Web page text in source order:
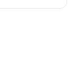
инструмент: